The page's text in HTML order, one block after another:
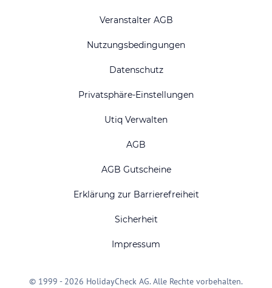
Veranstalter AGB
Nutzungsbedingungen
Datenschutz
Privatsphäre-Einstellungen
Utiq Verwalten
AGB
AGB Gutscheine
Erklärung zur Barrierefreiheit
Sicherheit
Impressum
© 1999 - 2026 HolidayCheck AG. Alle Rechte vorbehalten.